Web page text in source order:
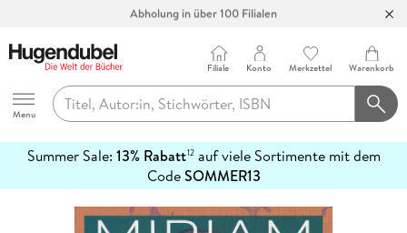
Abholung in über 100 Filialen
Hugendubel
Menu
Filiale Konto Merkzettel Warenkorb
Summer Sale: 13% Rabatt12auf viele Sortimente mit dem
CodeSOMMER13
erfahren